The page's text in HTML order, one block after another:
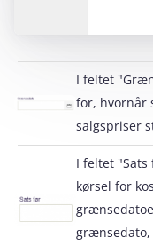
I feltet
for, hvornår
salgspriser
I feltet
kørsel for
grænsedato,